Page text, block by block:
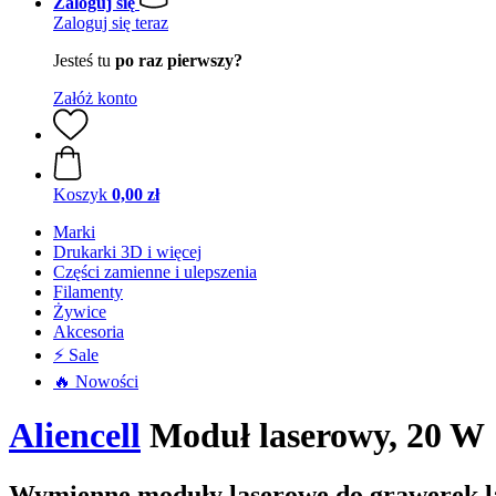
Zaloguj się teraz
Jesteś tu po raz pierwszy?
Załóż konto
Koszyk 0,00 zł
Marki
Drukarki 3D i więcej
Części zamienne i ulepszenia
Filamenty
Żywice
Akcesoria
⚡ Sale
🔥 Nowości
Aliencell Moduł laserowy, 20 W